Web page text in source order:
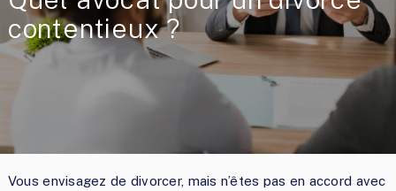
contentieux ?
Vous envisagez de divorcer, mais n’êtes pas en accord avec